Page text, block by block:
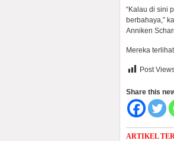
“Kalau di sini
berbahaya,”
Anniken
Mereka
Post
Share this
ARTIKEL